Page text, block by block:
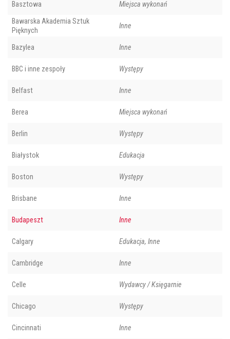
Basztowa Miejsca wykonań
Bawarska Akademia Sztuk
Pięknych
Inne
Bazylea Inne
BBC i inne zespoły Występy
Belfast Inne
Berea Miejsca wykonań
Berlin Występy
Białystok Edukacja
Boston Występy
Brisbane Inne
Budapeszt Inne
Calgary Edukacja, Inne
Cambridge Inne
Celle Wydawcy / Księgarnie
Chicago Występy
Cincinnati Inne